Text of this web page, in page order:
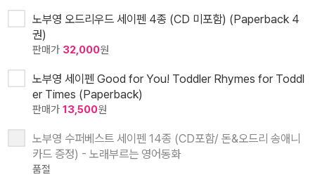
노부영 오드리우드 세이펜 4종 (CD 미포함) (Paperback 4
권)
판매가 32,000원
노부영 세이펜 Good for You! Toddler Rhymes for Toddl
er Times (Paperback)
판매가 13,500원
노부영 수퍼베스트 세이펜 14종 (CD포함/ 돈&오드리 송애니
카드 증정) - 노래부르는 영어동화
품절